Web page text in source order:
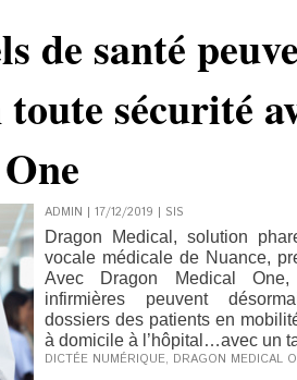
de santé
sécurité
ADMIN | 17/12/2019 | SIS
Dragon Medical, solution
vocale médicale de Nuance,
Avec Dragon Medical
infirmières peuvent
dossiers des patients en
à domicile à l’hôpital…avec un
DICTÉE NUMÉRIQUE, DRAGON MEDICAL